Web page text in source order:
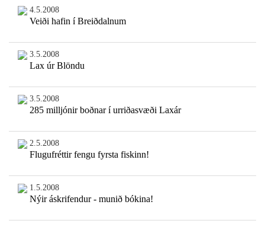
4.5.2008
Veiði hafin í Breiðdalnum
3.5.2008
Lax úr Blöndu
3.5.2008
285 milljónir boðnar í urriðasvæði Laxár
2.5.2008
Flugufréttir fengu fyrsta fiskinn!
1.5.2008
Nýir áskrifendur - munið bókina!